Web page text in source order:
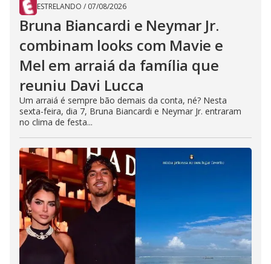
ESTRELANDO / 07/08/2026
Bruna Biancardi e Neymar Jr.
combinam looks com Mavie e
Mel em arraiá da família que
reuniu Davi Lucca
Um arraiá é sempre bão demais da conta, né? Nesta
sexta-feira, dia 7, Bruna Biancardi e Neymar Jr. entraram
no clima de festa...